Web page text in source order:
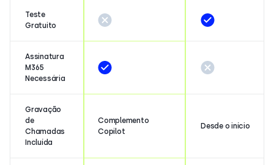
Teste
Gratuito
Assinatura
M365
Necessária
Gravação
de
Chamadas
Incluída
Complemento
Copilot
Desde o início